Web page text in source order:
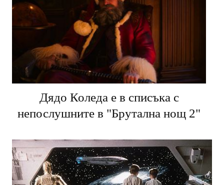
Дядо Коледа е в списъка с
непослушните в "Брутална нощ 2"